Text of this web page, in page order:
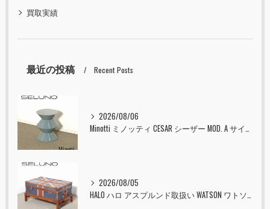
買取実績
最近の投稿 Recent Posts
2026/08/06
2026/08/05